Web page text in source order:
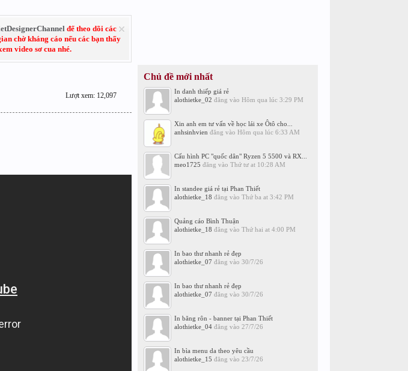
để theo dõi các
chờ kháng cáo nếu các bạn thấy
video sơ cua nhé.
Lượt xem: 12,097
Chủ đề mới nhất
In danh thiếp giá rẻ
alothietke_02 đăng vào Hôm qua lúc 3:29 PM
Xin anh em tư vấn về học lái xe Ôtô cho...
anhsinhvien đăng vào Hôm qua lúc 6:33 AM
Cấu hình PC "quốc dân" Ryzen 5 5500 và RX...
meo1725 đăng vào Thứ tư at 10:28 AM
In standee giá rẻ tại Phan Thiết
alothietke_18 đăng vào Thứ ba at 3:42 PM
Quảng cáo Bình Thuận
alothietke_18 đăng vào Thứ hai at 4:00 PM
In bao thư nhanh rẻ đẹp
alothietke_07 đăng vào 30/7/26
In bao thư nhanh rẻ đẹp
alothietke_07 đăng vào 30/7/26
In băng rôn - banner tại Phan Thiết
alothietke_04đăng vào 27/7/26
In bìa menu da theo yêu cầu
alothietke_15 đăng vào 23/7/26